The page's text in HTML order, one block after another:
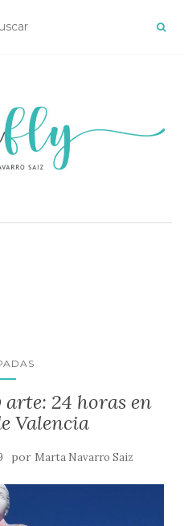
24 horas en
Valencia
por Marta Navarro Saiz